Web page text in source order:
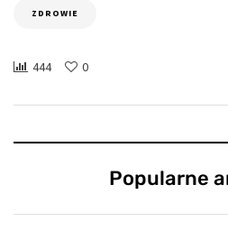
ZDROWIE
444 0
Popularne